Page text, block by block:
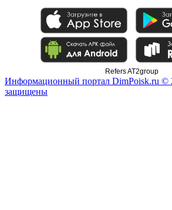
Refers AT2group
Информационный портал DimPoisk.ru ©
защищены